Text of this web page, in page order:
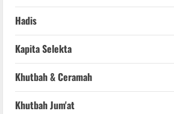
Hadis
Kapita Selekta
Khutbah & Ceramah
Khutbah Jum'at